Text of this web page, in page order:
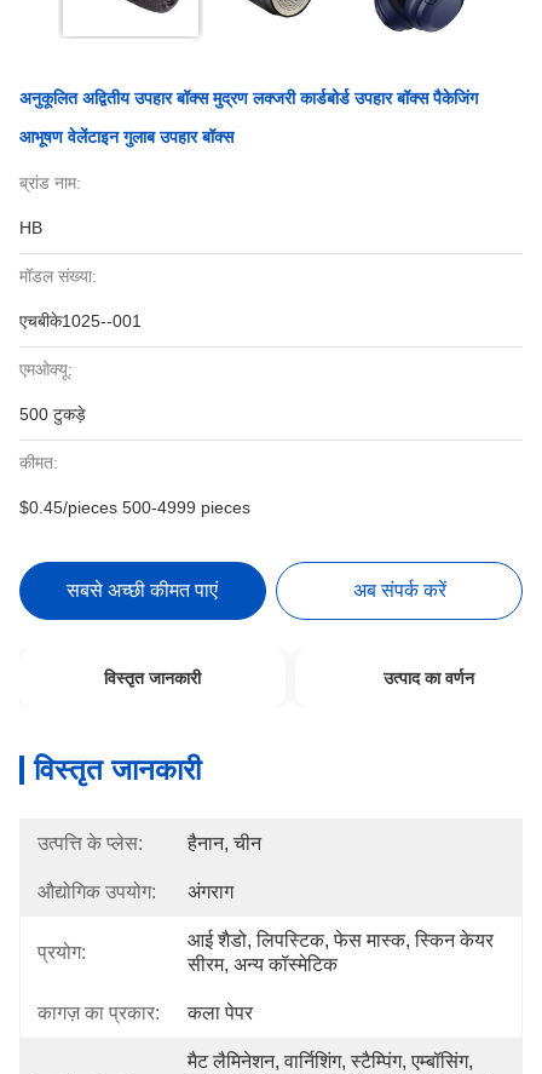
अनुकूलित अद्वितीय उपहार बॉक्स मुद्रण लक्जरी कार्डबोर्ड उपहार बॉक्स पैकेजिंग
आभूषण वेलेंटाइन गुलाब उपहार बॉक्स
ब्रांड नाम:
HB
मॉडल संख्या:
एचबीके1025--001
एमओक्यू:
500 टुकड़े
कीमत:
$0.45/pieces 500-4999 pieces
सबसे अच्छी कीमत पाएं अब संपर्क करें
विस्तृत जानकारी उत्पाद का वर्णन
विस्तृत जानकारी
उत्पत्ति के प्लेस: हैनान, चीन
औद्योगिक उपयोग: अंगराग
प्रयोग:
आई शैडो, लिपस्टिक, फेस मास्क, स्किन केयर
सीरम, अन्य कॉस्मेटिक
कागज़ का प्रकार: कला पेपर
मैट लैमिनेशन, वार्निशिंग, स्टैम्पिंग, एम्बॉसिंग,